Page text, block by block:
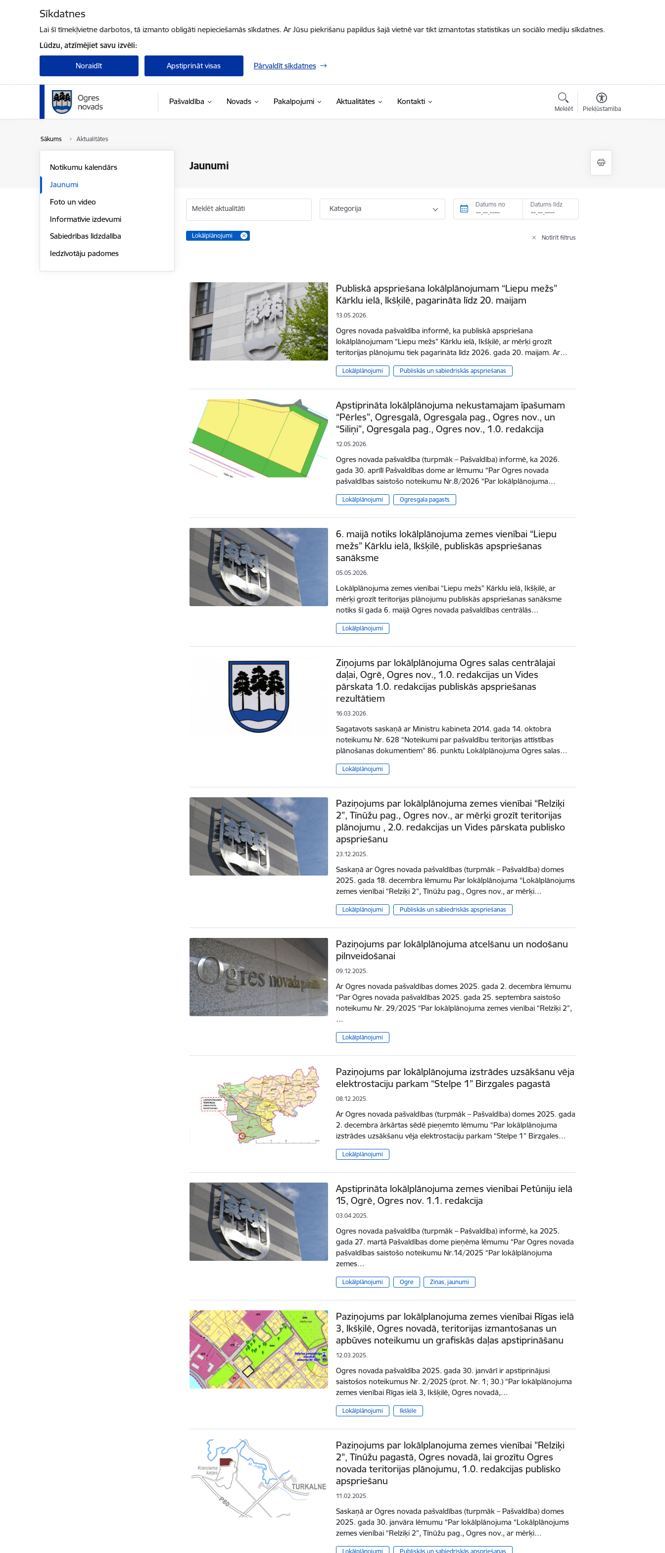
Sīkdatnes
Lai šī tīmekļvietne darbotos, tā izmanto obligāti nepieciešamās sīkdatnes. Ar Jūsu piekrišanu papildus šajā vietnē var tikt izmantotas statistikas un sociālo mediju sīkdatnes.
Lūdzu, atzīmējiet savu izvēli:
Noraidīt Apstiprināt visas Pārvaldīt sīkdatnes
Pašvaldība Novads Pakalpojumi Aktualitātes Kontakti
Meklēt Piekļūstamība
Sākums Aktualitātes
Jaunumi
Notikumu kalendārs
Jaunumi
Foto un video
Informatīvie izdevumi
Sabiedrības līdzdalība
Iedzīvotāju padomes
Meklēt aktualitāti Kategorija Datums no Datums līdz
Lokālplānojumi Notīrīt filtrus
Publiskā apspriešana lokālplānojumam “Liepu mežs”
Kārklu ielā, Ikšķilē, pagarināta līdz 20. maijam
13.05.2026.
Ogres novada pašvaldība informē, ka publiskā apspriešana
lokālplānojumam “Liepu mežs” Kārklu ielā, Ikšķilē, ar mērķi grozīt
teritorijas plānojumu tiek pagarināta līdz 2026. gada 20. maijam. Ar…
Lokālplānojumi Publiskās un sabiedriskās apspriešanas
Apstiprināta lokālplānojuma nekustamajam īpašumam
“Pērles”, Ogresgalā, Ogresgala pag., Ogres nov., un
“Siliņi”, Ogresgala pag., Ogres nov., 1.0. redakcija
12.05.2026.
Ogres novada pašvaldība (turpmāk – Pašvaldība) informē, ka 2026.
gada 30. aprīlī Pašvaldības dome ar lēmumu “Par Ogres novada
pašvaldības saistošo noteikumu Nr.8/2026 “Par lokālplānojuma…
Lokālplānojumi Ogresgala pagasts
6. maijā notiks lokālplānojuma zemes vienībai “Liepu
mežs” Kārklu ielā, Ikšķilē, publiskās apspriešanas
sanāksme
05.05.2026.
Lokālplānojuma zemes vienībai “Liepu mežs” Kārklu ielā, Ikšķilē, ar
mērķi grozīt teritorijas plānojumu publiskās apspriešanas sanāksme
notiks šī gada 6. maijā Ogres novada pašvaldības centrālās…
Lokālplānojumi
Ziņojums par lokālplānojuma Ogres salas centrālajai
daļai, Ogrē, Ogres nov., 1.0. redakcijas un Vides
pārskata 1.0. redakcijas publiskās apspriešanas
rezultātiem
16.03.2026.
Sagatavots saskaņā ar Ministru kabineta 2014. gada 14. oktobra
noteikumu Nr. 628 “Noteikumi par pašvaldību teritorijas attīstības
plānošanas dokumentiem” 86. punktu Lokālplānojuma Ogres salas…
Lokālplānojumi
Paziņojums par lokālplānojuma zemes vienībai “Relziķi
2”, Tīnūžu pag., Ogres nov., ar mērķi grozīt teritorijas
plānojumu , 2.0. redakcijas un Vides pārskata publisko
apspriešanu
23.12.2025.
Saskaņā ar Ogres novada pašvaldības (turpmāk – Pašvaldība) domes
2025. gada 18. decembra lēmumu Par lokālplānojuma “Lokālplānojums
zemes vienībai “Relziķi 2”, Tīnūžu pag., Ogres nov., ar mērķi…
Lokālplānojumi Publiskās un sabiedriskās apspriešanas
Paziņojums par lokālplānojuma atcelšanu un nodošanu
pilnveidošanai
09.12.2025.
Ar Ogres novada pašvaldības domes 2025. gada 2. decembra lēmumu
“Par Ogres novada pašvaldības 2025. gada 25. septembra saistošo
noteikumu Nr. 29/2025 “Par lokālplānojuma zemes vienībai “Relziķi 2”,
…
Lokālplānojumi
Paziņojums par lokālplānojuma izstrādes uzsākšanu vēja
elektrostaciju parkam “Stelpe 1” Birzgales pagastā
08.12.2025.
Ar Ogres novada pašvaldības (turpmāk – Pašvaldība) domes 2025. gada
2. decembra ārkārtas sēdē pieņemto lēmumu “Par lokālplānojuma
izstrādes uzsākšanu vēja elektrostaciju parkam “Stelpe 1” Birzgales…
Lokālplānojumi
Apstiprināta lokālplānojuma zemes vienībai Petūniju ielā
15, Ogrē, Ogres nov. 1.1. redakcija
03.04.2025.
Ogres novada pašvaldība (turpmāk – Pašvaldība) informē, ka 2025.
gada 27. martā Pašvaldības dome pieņēma lēmumu “Par Ogres novada
pašvaldības saistošo noteikumu Nr.14/2025 “Par lokālplānojuma
zemes…
Lokālplānojumi Ogre Ziņas, jaunumi
Paziņojums par lokālplanojuma zemes vienībai Rīgas ielā
3, Ikšķilē, Ogres novadā, teritorijas izmantošanas un
apbūves noteikumu un grafiskās daļas apstiprināšanu
12.03.2025.
Ogres novada pašvaldība 2025. gada 30. janvārī ir apstiprinājusi
saistošos noteikumus Nr. 2/2025 (prot. Nr. 1; 30.) “Par lokālplānojuma
zemes vienībai Rīgas ielā 3, Ikšķilē, Ogres novadā,…
Lokālplānojumi Ikšķile
Paziņojums par lokālplanojuma zemes vienībai "Relziķi
2", Tīnūžu pagastā, Ogres novadā, lai grozītu Ogres
novada teritorijas plānojumu, 1.0. redakcijas publisko
apspriešanu
11.02.2025.
Saskaņā ar Ogres novada pašvaldības (turpmāk – Pašvaldība) domes
2025. gada 30. janvāra lēmumu “Par lokālplānojuma “Lokālplānojums
zemes vienībai “Relziķi 2”, Tīnūžu pag., Ogres nov., ar mērķi…
Lokālplānojumi Publiskās un sabiedriskās apspriešanas